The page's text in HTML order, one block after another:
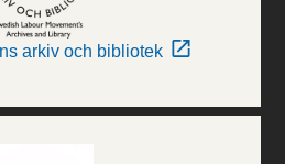
arkiv och bibliotek